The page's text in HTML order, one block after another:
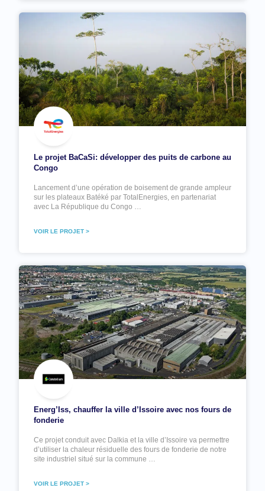
Le projet BaCaSi: développer des puits de carbone au
Congo
Lancement d’une opération de boisement de grande ampleur
sur les plateaux Batéké par TotalEnergies, en partenariat
avec La République du Congo …
VOIR LE PROJET >
Energ’Iss, chauffer la ville d’Issoire avec nos fours de
fonderie
Ce projet conduit avec Dalkia et la ville d’Issoire va permettre
d’utiliser la chaleur résiduelle des fours de fonderie de notre
site industriel situé sur la commune …
VOIR LE PROJET >